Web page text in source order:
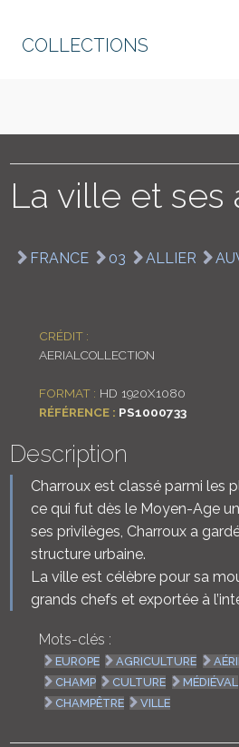
COLLECTIONS
La ville et ses
FRANCE 03 ALLIER
CRÉDIT :
AERIALCOLLECTION
FORMAT : HD 1920X1080
RÉFÉRENCE : PS1000733
Description
Charroux est classé parmi les
ce qui fut dès le Moyen-Age
ses privilèges, Charroux a
structure urbaine.
La ville est célèbre pour sa
grands chefs et exportée à
Mots-clés :
EUROPE AGRICULTURE
CHAMP
CULTURE MÉDIÉVAL
CHAMPÊTRE
VILLE